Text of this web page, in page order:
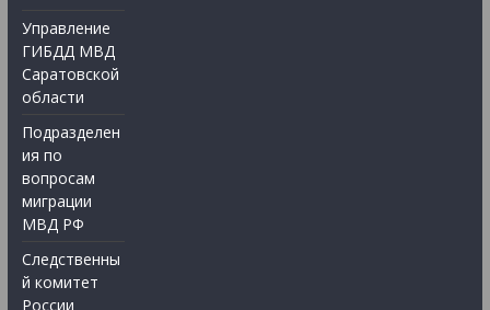
Управление
ГИБДД МВД
Саратовской
области
Подразделен
ия по
вопросам
миграции
МВД РФ
Следственны
й комитет
России